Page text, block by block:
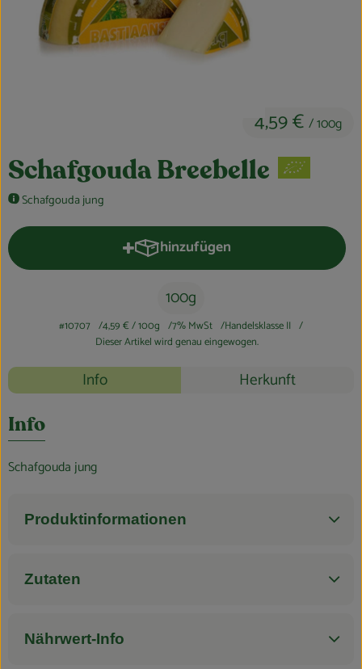
Obst & Gemüse
Kühltheke
Getränke
Kosmetik
Haus, Garten & Co.
Über uns
Blog
Schafgouda Breebelle
Schafgouda jung
4,59 € / 100g
hinzufügen
Produkt zum Warenkorb
100g
#10707 4,59 €/ 100g 7% MwSt
Handelsklasse II
Dieser Artikel wird genau eingewogen.
Rezepte
Info Herkunft
Info
Schafgouda jung
Produktinformationen
Zutaten
Nährwert-Info